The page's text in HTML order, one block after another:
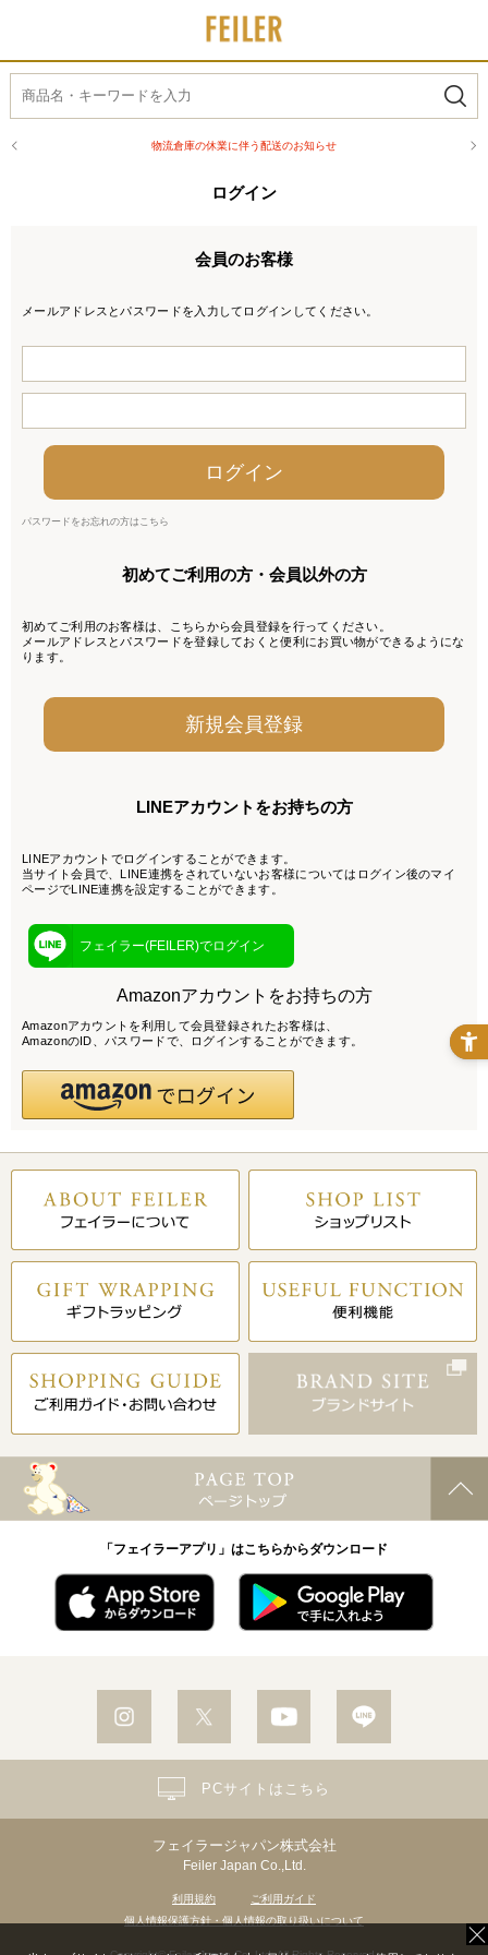
物流倉庫の休業に伴う配送のお知らせ
ログイン
会員のお客様
メールアドレスとパスワードを入力してログインしてください。
パスワードをお忘れの方はこちら
初めてご利用の方・会員以外の方
初めてご利用のお客様は、こちらから会員登録を行ってください。
メールアドレスとパスワードを登録しておくと便利にお買い物ができるようにな
ります。
LINEアカウントをお持ちの方
LINEアカウントでログインすることができます。
当サイト会員で、LINE連携をされていないお客様についてはログイン後のマイ
ページでLINE連携を設定することができます。
フェイラー(FEILER)でログイン
Amazonアカウントをお持ちの方
Amazonアカウントを利用して会員登録されたお客様は、
AmazonのID、パスワードで、ログインすることができます。
「フェイラーアプリ」はこちらからダウンロード
フェイラージャパン株式会社
Feiler Japan Co.,Ltd.
利用規約
ご利用ガイド
個人情報保護方針・個人情報の取り扱いについて
PCサイトはこちら